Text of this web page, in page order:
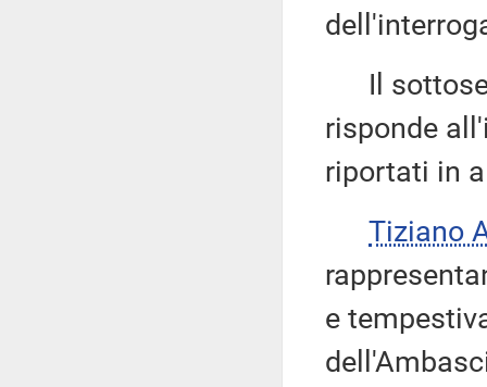
Il
risponde
riportati in
Tiziano
e